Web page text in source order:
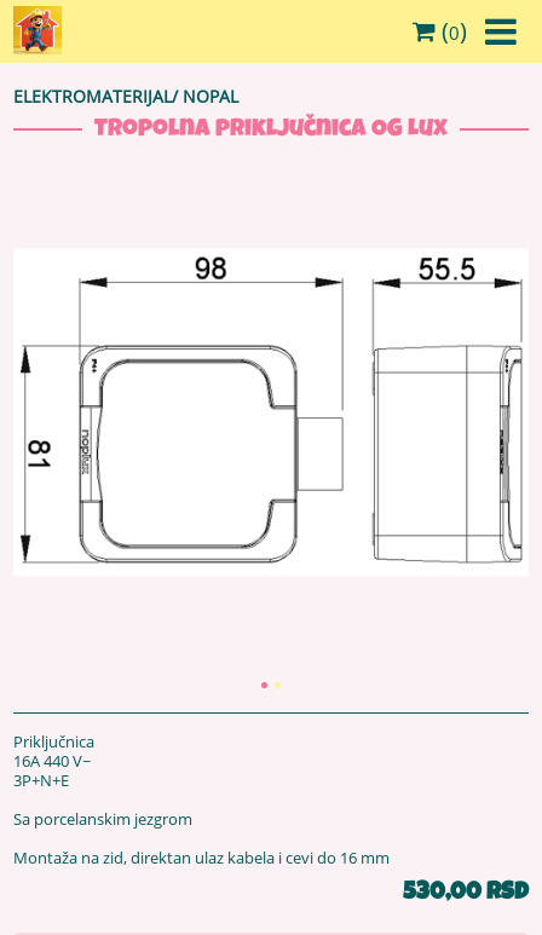
(0)
ELEKTROMATERIJAL/ NOPAL
Tropolna priključnica OG Lux
Priključnica
16A 440 V~
3P+N+E
Sa porcelanskim jezgrom
Montaža na zid, direktan ulaz kabela i cevi do 16 mm
530,00 RSD